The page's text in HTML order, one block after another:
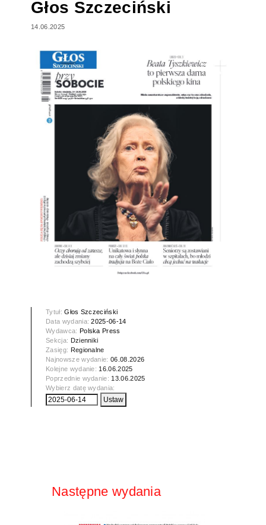
Głos Szczeciński
14.06.2025
Tytuł:Głos Szczeciński
Data wydania:2025-06-14
Wydawca: Polska Press
Sekcja: Dzienniki
Zasięg: Regionalne
Najnowsze wydanie:06.08.2026
Kolejne wydanie: 16.06.2025
Poprzednie wydanie: 13.06.2025
Wybierz datę wydania:
Następne wydania